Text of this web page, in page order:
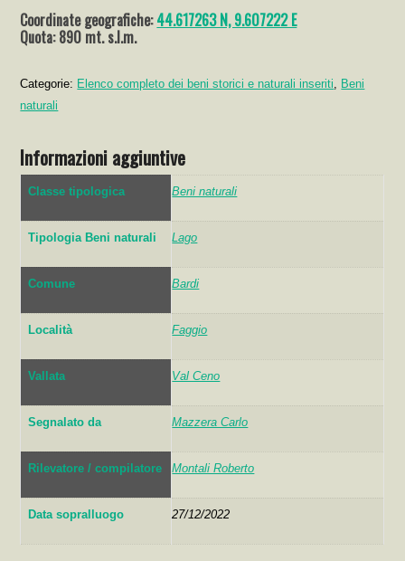
Coordinate geografiche:44.617263 N, 9.607222 E
Quota: 890 mt. s.l.m.
Categorie: Elenco completo dei beni storici e naturali inseriti, Beni
naturali
Informazioni aggiuntive
Classe tipologica Beni naturali
Tipologia Beni naturali Lago
Comune Bardi
Località Faggio
Vallata Val Ceno
Segnalato da Mazzera Carlo
Rilevatore / compilatore Montali Roberto
Data sopralluogo 27/12/2022